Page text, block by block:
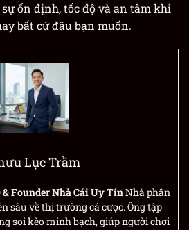
ổn định, tốc độ và an tâm khi
bất cứ đâu bạn muốn.
Lục Trầm
& FounderNhà Cái Uy TínNhà phân
sâu về thị trường cá cược. Ông tập
soi kèo minh bạch, giúp người chơi